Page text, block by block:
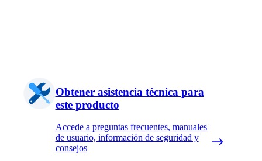
Obtener asistencia técnica para
este producto
Accede a preguntas frecuentes, manuales
de usuario, información de seguridad y
consejos